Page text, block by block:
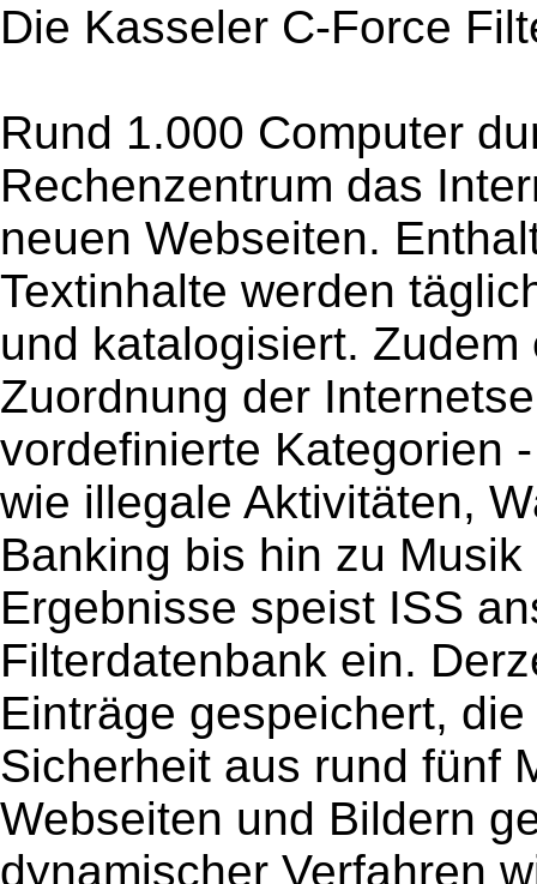
Die Kasseler C-Force
Rund 1.000 Computer
Rechenzentrum das
neuen Webseiten.
Textinhalte werden
und katalogisiert.
Zuordnung der
vordefinierte Kategorien
wie illegale Aktivitäten,
Banking bis hin zu
Ergebnisse speist ISS
Filterdatenbank ein.
Einträge gespeichert,
Sicherheit aus rund fünf
Webseiten und Bildern
dynamischer Verfahren